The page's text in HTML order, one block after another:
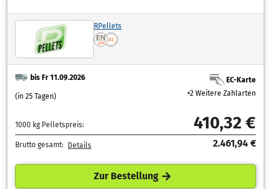
RPellets
bis Fr 11.09.2026
(in 25 Tagen)
EC-Karte
+2 Weitere Zahlarten
1000 kg Pelletspreis: 410,32 €
Brutto gesamt: Details 2.461,94 €
Zur Bestellung